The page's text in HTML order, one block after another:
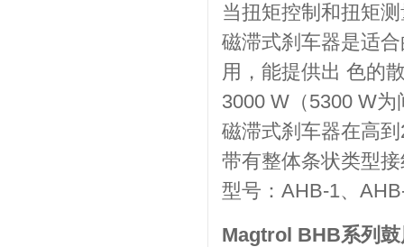
当扭矩控制和扭矩
磁滞式刹车器是适
用，能提供出 色的
3000 W（5300 W
磁滞式刹车器在高
带有整体条状类型
型号：AHB-1、
Magtrol BHB系列